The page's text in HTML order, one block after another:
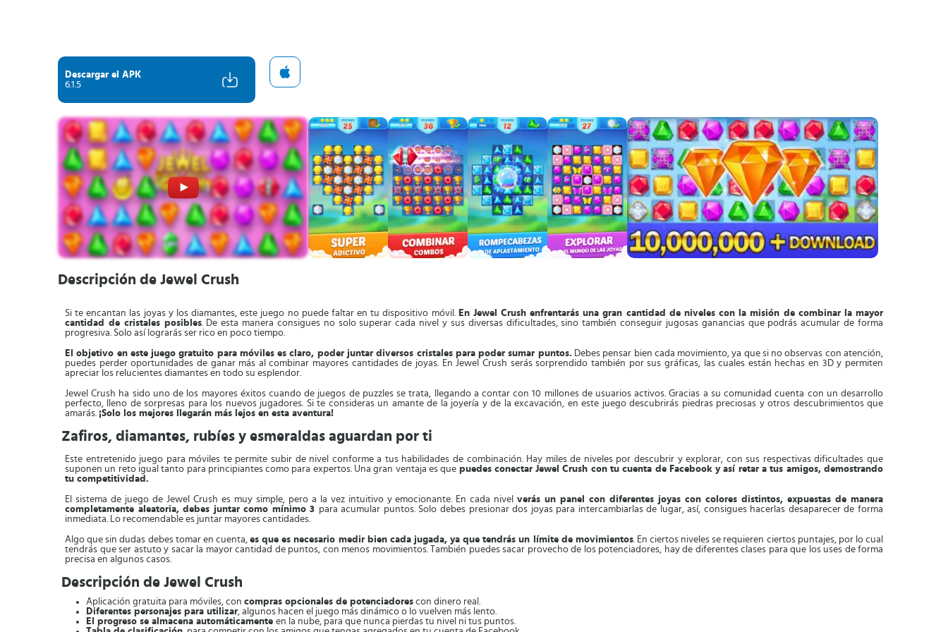
Descargar el APK
6.1.5
Descripción de Jewel Crush
Si te encantan las joyas y los diamantes, este juego no puede faltar en tu dispositivo móvil. En Jewel Crush enfrentarás una gran cantidad de niveles con la misión de combinar la mayor
cantidad de cristales posibles. De esta manera consigues no solo superar cada nivel y sus diversas dificultades, sino también conseguir jugosas ganancias que podrás acumular de forma
progresiva. Solo así lograrás ser rico en poco tiempo.
El objetivo en este juego gratuito para móviles es claro, poder juntar diversos cristales para poder sumar puntos. Debes pensar bien cada movimiento, ya que si no observas con atención,
puedes perder oportunidades de ganar más al combinar mayores cantidades de joyas. En Jewel Crush serás sorprendido también por sus gráficas, las cuales están hechas en 3D y permiten
apreciar los relucientes diamantes en todo su esplendor.
Jewel Crush ha sido uno de los mayores éxitos cuando de juegos de puzzles se trata, llegando a contar con 10 millones de usuarios activos. Gracias a su comunidad cuenta con un desarrollo
perfecto, lleno de sorpresas para los nuevos jugadores. Si te consideras un amante de la joyería y de la excavación, en este juego descubrirás piedras preciosas y otros descubrimientos que
amarás. ¡Solo los mejores llegarán más lejos en esta aventura!
Zafiros, diamantes, rubíes y esmeraldas aguardan por ti
Este entretenido juego para móviles te permite subir de nivel conforme a tus habilidades de combinación. Hay miles de niveles por descubrir y explorar, con sus respectivas dificultades que
suponen un reto igual tanto para principiantes como para expertos. Una gran ventaja es que puedes conectar Jewel Crush con tu cuenta de Facebook y así retar a tus amigos, demostrando
tu competitividad.
El sistema de juego de Jewel Crush es muy simple, pero a la vez intuitivo y emocionante. En cada nivelverás un panel con diferentes joyas con colores distintos, expuestas de manera
completamente aleatoria, debes juntar como mínimo 3 para acumular puntos. Solo debes presionar dos joyas para intercambiarlas de lugar, así, consigues hacerlas desaparecer de forma
inmediata. Lo recomendable es juntar mayores cantidades.
Algo que sin dudas debes tomar en cuenta, es que es necesario medir bien cada jugada, ya que tendrás un límite de movimientos. En ciertos niveles se requieren ciertos puntajes, por lo cual
tendrás que ser astuto y sacar la mayor cantidad de puntos, con menos movimientos. También puedes sacar provecho de los potenciadores, hay de diferentes clases para que los uses de forma
precisa en algunos casos.
Descripción de Jewel Crush
Aplicación gratuita para móviles, con compras opcionales de potenciadores con dinero real.
Diferentes personajes para utilizar, algunos hacen el juego más dinámico o lo vuelven más lento.
El progreso se almacena automáticamente en la nube, para que nunca pierdas tu nivel ni tus puntos.